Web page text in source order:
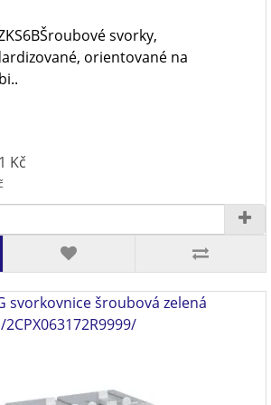
svorky,
orientované na
Kč
svorkovnice šroubová zelená
/2CPX063172R9999/